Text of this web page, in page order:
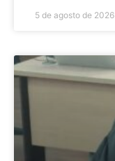
5 de agosto de 2026